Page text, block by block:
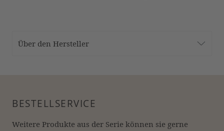
Über den Hersteller
BESTELLSERVICE
Weitere Produkte aus der Serie können sie gerne